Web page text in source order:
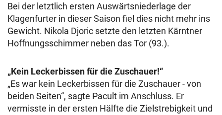
Bei der letztlich ersten Auswärtsniederlage der
Klagenfurter in dieser Saison fiel dies nicht mehr ins
Gewicht. Nikola Djoric setzte den letzten Kärntner
Hoffnungsschimmer neben das Tor (93.).
„Kein Leckerbissen für die Zuschauer!“
„Es war kein Leckerbissen für die Zuschauer - von
beiden Seiten“, sagte Pacult im Anschluss. Er
vermisste in der ersten Hälfte die Zielstrebigkeit und